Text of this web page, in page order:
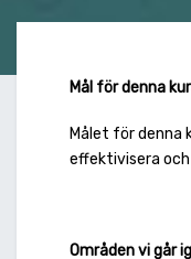
Mål för denna
Målet för denna
effektivisera och
Områden vi går